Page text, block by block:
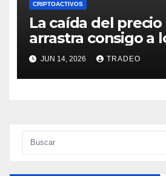
CRIPTOACTIVOS
La caída del
arrastra consigo a
JUN 14, 2026 TRADEO